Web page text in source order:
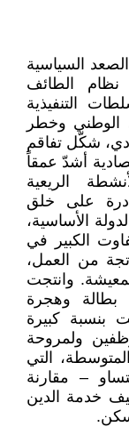
السياسية
نظام الطائف
التنفيذية
الوطني وخطر
شكّل تفاقم
أشدّ عمقاً
الريعية
على خلق
الأساسية،
الكبير في
من العمل،
وانتجت
بطالة وهجرة
بنسبة كبيرة
ولمروحة
التي
– مقارنة
خدمة الدين